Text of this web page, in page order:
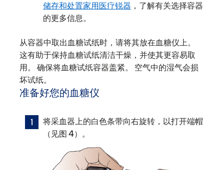
储存和处置家用医疗锐器 ，了解有关选择容器
的更多信息。
从容器中取出血糖试纸时，请将其放在血糖仪上。
这有助于保持血糖试纸清洁干燥，并使其更容易取
用。 确保将血糖试纸容器盖紧。 空气中的湿气会损
坏试纸。
准备好您的血糖仪
将采血器上的白色条带向右旋转，以打开端帽
（见图 4）。